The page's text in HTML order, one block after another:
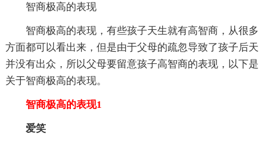
智商极高的表现
智商极高的表现，有些孩子天生就有高智商，从很多
方面都可以看出来，但是由于父母的疏忽导致了孩子后天
并没有出众，所以父母要留意孩子高智商的表现，以下是
关于智商极高的表现。
智商极高的表现1
爱笑